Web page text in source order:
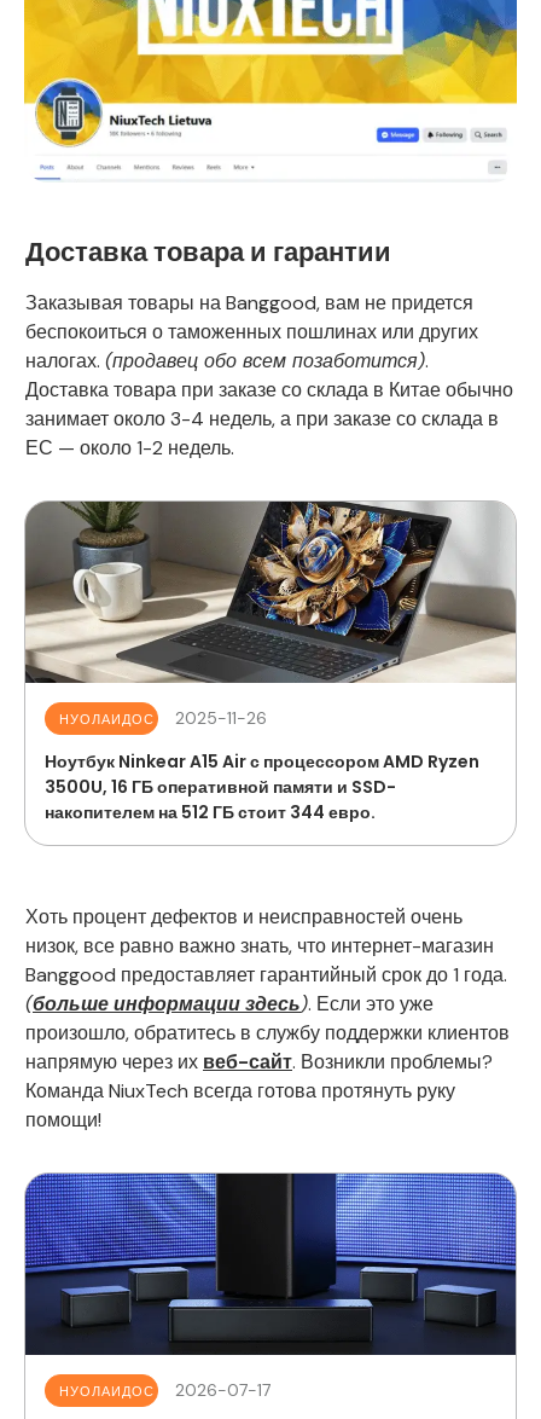
Доставка товара и гарантии
Заказывая товары на Banggood, вам не придется
беспокоиться о таможенных пошлинах или других
налогах. (продавец обо всем позаботится).
Доставка товара при заказе со склада в Китае обычно
занимает около 3-4 недель, а при заказе со склада в
ЕС — около 1-2 недель.
НУОЛАИДОС 2025-11-26
Ноутбук Ninkear A15 Air с процессором AMD Ryzen
3500U, 16 ГБ оперативной памяти и SSD-
накопителем на 512 ГБ стоит 344 евро.
Хоть процент дефектов и неисправностей очень
низок, все равно важно знать, что интернет-магазин
Banggood предоставляет гарантийный срок до 1 года.
(больше информации здесь). Если это уже
произошло, обратитесь в службу поддержки клиентов
напрямую через их веб-сайт. Возникли проблемы?
Команда NiuxTech всегда готова протянуть руку
помощи!
НУОЛАИДОС 2026-07-17